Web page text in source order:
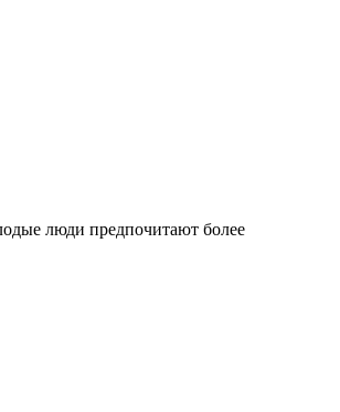
люди предпочитают более